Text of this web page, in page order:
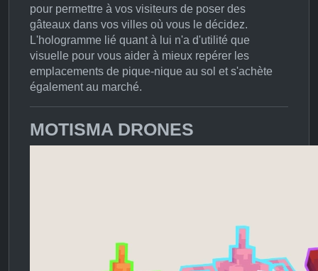
pour permettre à vos visiteurs de poser des
gâteaux dans vos villes où vous le décidez.
L'hologramme lié quant à lui n'a d'utilité que
visuelle pour vous aider à mieux repérer les
emplacements de pique-nique au sol et s'achète
également au marché.
MOTISMA DRONES